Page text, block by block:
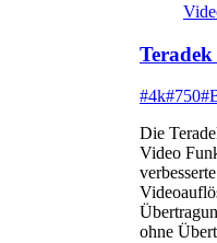
#4k#750
Die
Video
ohne